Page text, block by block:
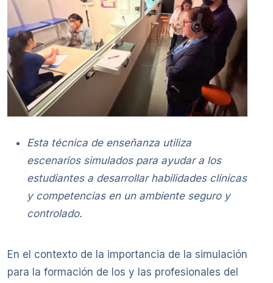
Esta técnica de enseñanza utiliza
escenarios simulados para ayudar a los
estudiantes a desarrollar habilidades clínicas
y competencias en un ambiente seguro y
controlado.
En el contexto de la importancia de la simulación
para la formación de los y las profesionales del